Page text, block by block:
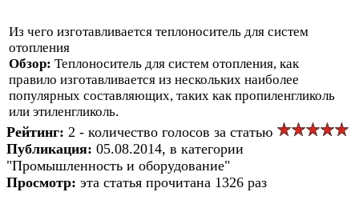
Из чего изготавливается теплоноситель для систем
отопления
Обзор: Теплоноситель для систем отопления, как
правило изготавливается из нескольких наиболее
популярных составляющих, таких как пропиленгликоль
или этиленгликоль.
Рейтинг: 2 - количество голосов за статью
Публикация: 05.08.2014, в категории
"Промышленность и оборудование"
Просмотр: эта статья прочитана 1326 раз